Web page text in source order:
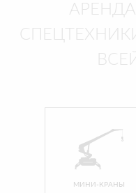
МИНИ-КРАНЫ